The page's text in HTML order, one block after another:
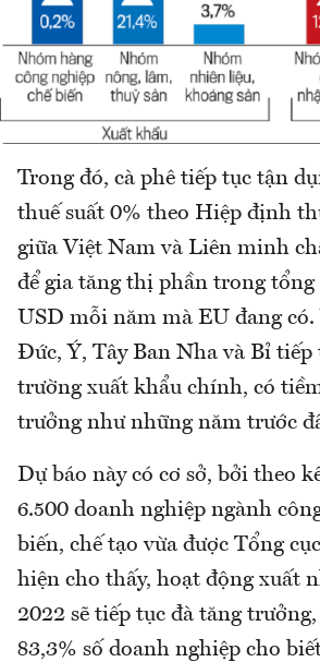
Trong đó, cà phê tiếp tục tận
thuế suất 0% theo Hiệp định
giữa Việt Nam và Liên minh
để gia tăng thị phần trong tổng
USD mỗi năm mà EU đang
Đức, Ý, Tây Ban Nha và Bỉ tiếp
trường xuất khẩu chính, có
trưởng như những năm trước
Dự báo này có cơ sở, bởi theo
6.500 doanh nghiệp ngành
biến, chế tạo vừa được Tổng
hiện cho thấy, hoạt động xuất
2022 sẽ tiếp tục đà tăng
83,3% số doanh nghiệp cho